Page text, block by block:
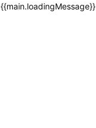
{{main.loadingMessage}}